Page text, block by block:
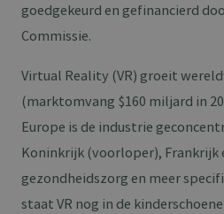
goedgekeurd en gefinancierd
Commissie.
Virtual Reality (VR) groeit
(marktomvang $160 miljard in
Europe is de industrie
Koninkrijk (voorloper), Frankrijk
gezondheidszorg en meer
staat VR nog in de